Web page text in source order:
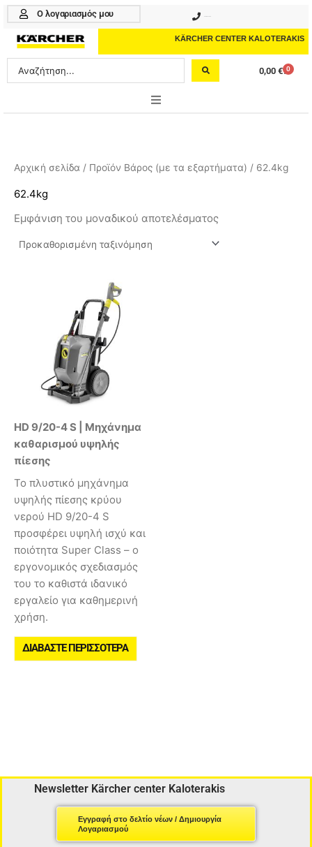
Μετάβαση
περιεχόμενο
Ο λογαριασμός μου
KÄRCHER CENTER KALOTERAKIS
Search
...
0,00 € 0
Cart
PROFESSIONAL
ΑΞΕΣΟΥΑΡ
ΚΑΘΑΡΙΣΤΙΚΑ
Αρχική σελίδα / Προϊόν Βάρος (με τα εξαρτήματα) / 62.4kg
62.4kg
Εμφάνιση του μοναδικού αποτελέσματος
HD 9/20-4 S | Μηχάνημα
καθαρισμού υψηλής
πίεσης
Το πλυστικό μηχάνημα
υψηλής πίεσης κρύου
νερού HD 9/20-4 S
προσφέρει υψηλή ισχύ και
ποιότητα Super Class – ο
εργονομικός σχεδιασμός
του το καθιστά ιδανικό
εργαλείο για καθημερινή
χρήση.
ΔΙΑΒΆΣΤΕ ΠΕΡΙΣΣΌΤΕΡΑ
Newsletter Kärcher center Kaloterakis
Εγγραφή στο δελτίο νέων / Δημιουργία
Λογαριασμού